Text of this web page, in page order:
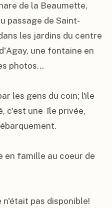
de la Beaumette,
passage de Saint-
les jardins du centre
une fontaine en
photos...
les gens du coin; l'ile
c'est une  île privée,
en famille au coeur de
pas disponible!